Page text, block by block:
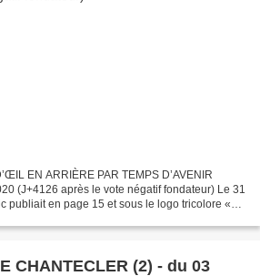
EN ARRIÈRE PAR TEMPS D’AVENIR
(J+4126 après le vote négatif fondateur) Le 31
publiait en page 15 et sous le logo tricolore «
CHANTECLER (2) - du 03